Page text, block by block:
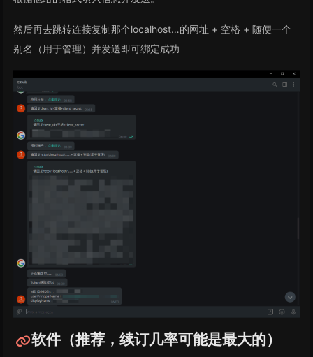
然后再去跳转连接复制那个localhost…的网址 + 空格 + 随便一个
别名（用于管理）并发送即可绑定成功
软件（推荐，续订几率可能是最大的）